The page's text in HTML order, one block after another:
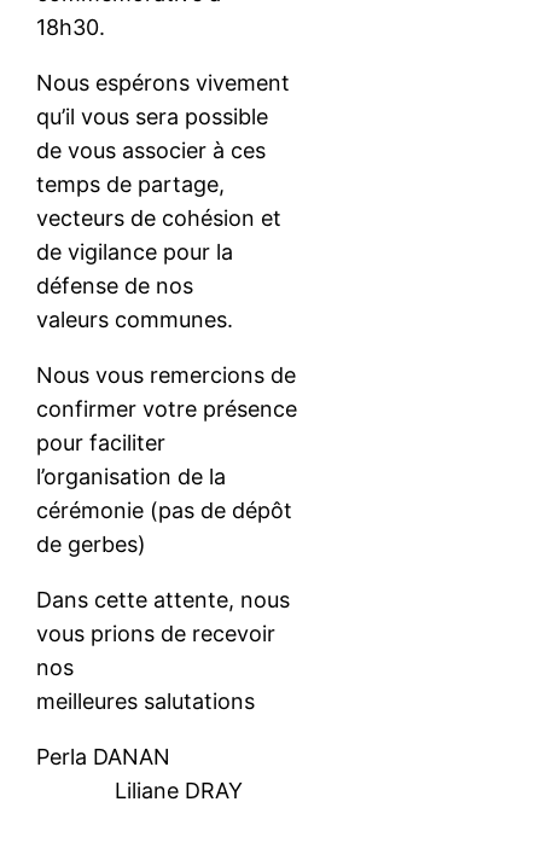
18h30.
Nous espérons vivement
qu’il vous sera possible
de vous associer à ces
temps de partage,
vecteurs de cohésion et
de vigilance pour la
défense de nos
valeurs communes.
Nous vous remercions de
confirmer votre présence
pour faciliter
l’organisation de la
cérémonie (pas de dépôt
de gerbes)
Dans cette attente, nous
vous prions de recevoir
nos
meilleures salutations
Perla DANAN
Liliane DRAY